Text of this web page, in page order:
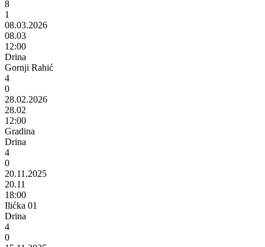
8
1
08.03.2026
08.03
12:00
Drina
Gornji Rahić
4
0
28.02.2026
28.02
12:00
Gradina
Drina
4
0
20.11.2025
20.11
18:00
Ilićka 01
Drina
4
0